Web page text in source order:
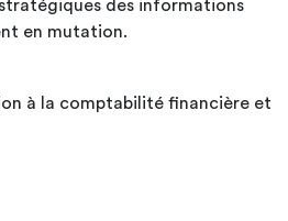
des informations
en mutation.
à la comptabilité financière et